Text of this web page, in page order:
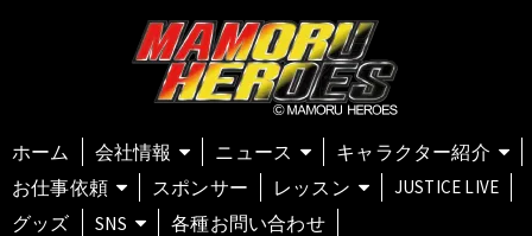
ホーム 会社情報 ニュース
キャラクター紹介
お仕事依頼
スポンサー レッスン JUSTICE LIVE
グッズ SNS 各種お問い合わせ